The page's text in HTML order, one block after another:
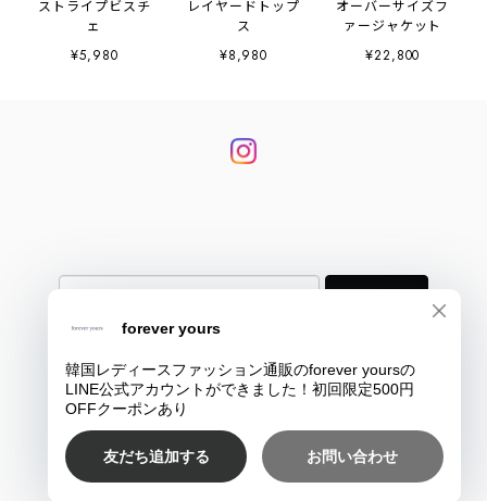
ストライプビスチ
ェ
¥5,980
レイヤードトップ
ス
¥8,980
オーバーサイズフ
ァージャケット
¥22,800
登録
プライバシーポリシー
特定商取引法に基づく表記
COPYRIGHT © 韓国大人レディースファッション通販のforever yours